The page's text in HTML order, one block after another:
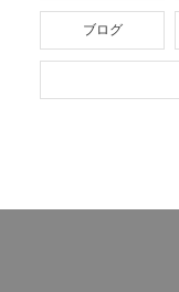
ブログ